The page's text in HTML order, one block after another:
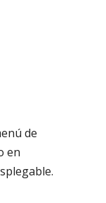
de
en